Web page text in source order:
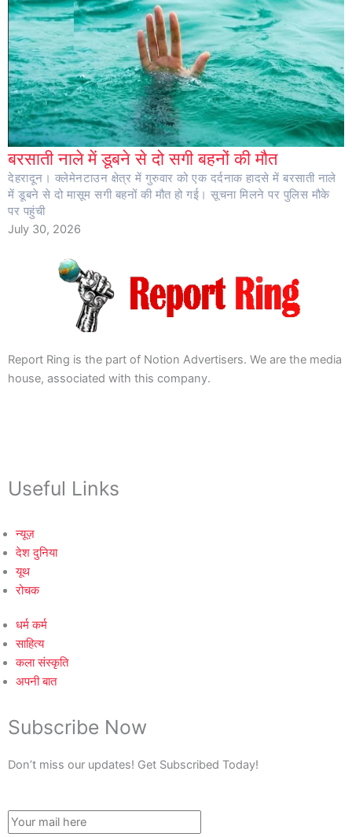
बरसाती नाले में डूबने से दो सगी बहनों की मौत
देहरादून। क्लेमेनटाउन क्षेत्र में गुरुवार को एक दर्दनाक हादसे में बरसाती नाले
में डूबने से दो मासूम सगी बहनों की मौत हो गई। सूचना मिलने पर पुलिस मौके
पर पहुंची
July 30, 2026
Report Ring is the part of Notion Advertisers. We are the media
house, associated with this company.
Useful Links
न्यूज़
देश दुनिया
यूथ
रोचक
धर्म कर्म
साहित्य
कला संस्कृति
अपनी बात
Subscribe Now
Don’t miss our updates! Get Subscribed Today!